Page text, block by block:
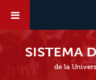
de la